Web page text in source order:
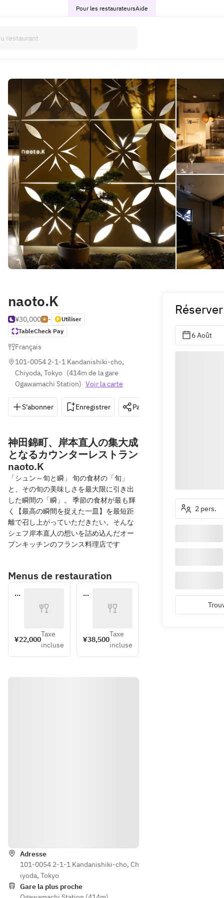
Pour les restaurateursAide
naoto.K
¥30,000 -
Utiliser
TableCheck Pay
Français
101-0054 2-1-1 Kandanishiki-cho,
Chiyoda, Tokyo (414m de la gare
Ogawamachi Station) Voir la carte
S'abonner Enregistrer Partager
神田錦町、岸本直人の集大成
となるカウンターレストラン
naoto.K
「シュン～旬と瞬」 旬の食材の「旬」
と、その旬の美味しさを最大限に引き出
した瞬間の「瞬」。 季節の食材が最も輝
く【最高の瞬間を捉えた一皿】を最短距
離で召し上がっていただきたい。そんな
シェフ岸本直人の想いを詰め込んだオー
プンキッチンのフランス料理店です
Menus de restauration
ラ
か
¥22,000
Taxe
incluse
お
ー
¥38,500
Taxe
incluse
Adresse
101-0054 2-1-1 Kandanishiki-cho, Ch
iyoda, Tokyo
Gare la plus proche
6 Août
2 pers.